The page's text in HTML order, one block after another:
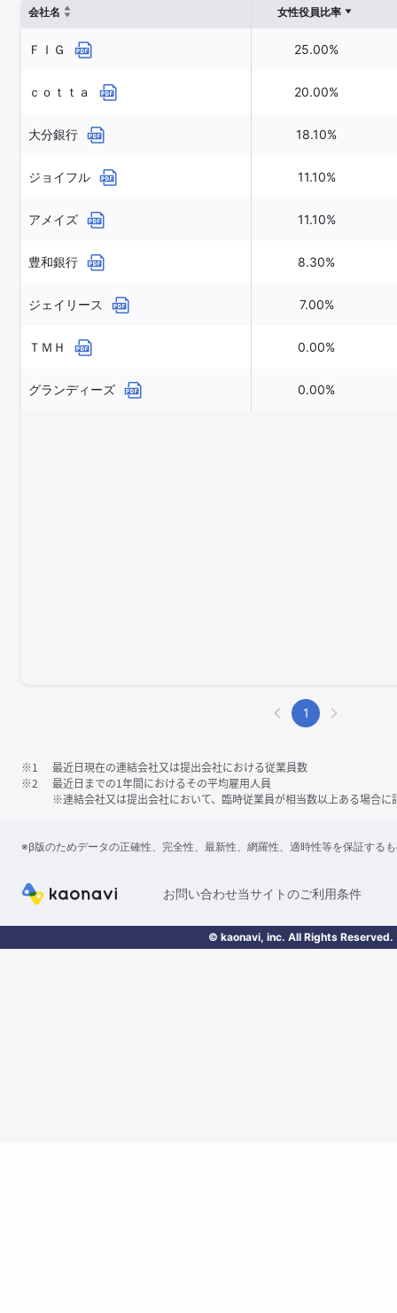
会社名
女性役員比率
ＦＩＧ 25.00%
ｃｏｔｔａ 20.00%
大分銀行 18.10%
ジョイフル 11.10%
アメイズ 11.10%
豊和銀行 8.30%
ジェイリース 7.00%
ＴＭＨ 0.00%
グランディーズ 0.00%
1
※1
最近日現在の連結会社又は提出会社における従業員数
※2
最近日までの1年間におけるその平均雇用人員
※連結会社又は提出会社において、臨時従業員が相当数以上ある場合に
※β版のためデータの正確性、完全性、最新性、網羅性、適時性等を保証する
お問い合わせ当サイトのご利用条件
© kaonavi, inc. All Rights Reserved.